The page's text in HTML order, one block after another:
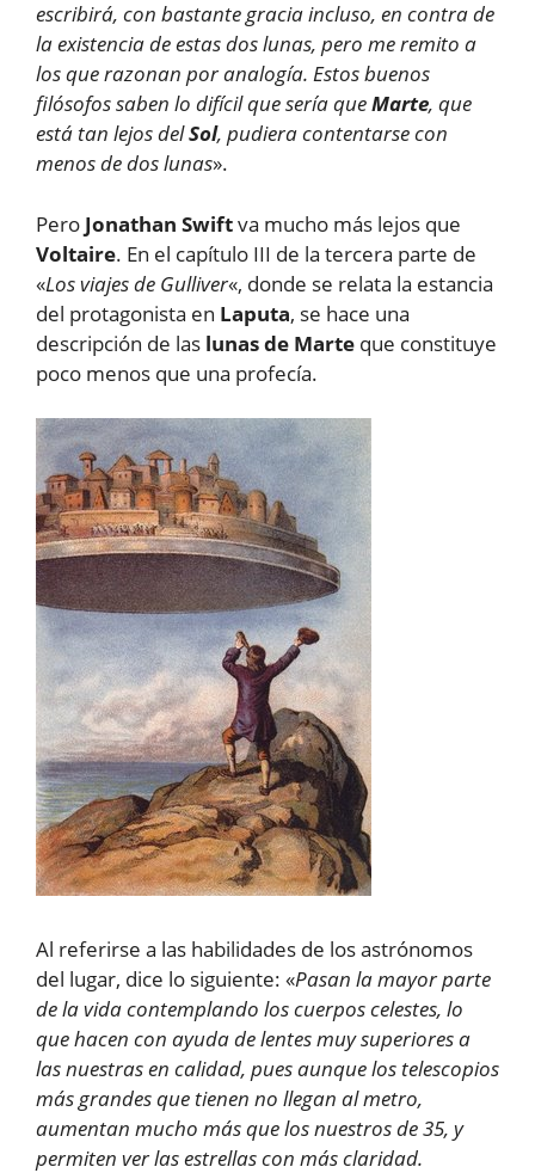
escribirá, con bastante gracia incluso, en contra de
la existencia de estas dos lunas, pero me remito a
los que razonan por analogía. Estos buenos
filósofos saben lo difícil que sería queMarte, que
está tan lejos delSol, pudiera contentarse con
menos de dos lunas».
Pero Jonathan Swiftva mucho más lejos que
Voltaire. En el capítulo III de la tercera parte de
«Los viajes de Gulliver«, donde se relata la estancia
del protagonista en Laputa, se hace una
descripción de las lunas de Marte que constituye
poco menos que una profecía.
Al referirse a las habilidades de los astrónomos
del lugar, dice lo siguiente: «Pasan la mayor parte
de la vida contemplando los cuerpos celestes, lo
que hacen con ayuda de lentes muy superiores a
las nuestras en calidad, pues aunque los telescopios
más grandes que tienen no llegan al metro,
aumentan mucho más que los nuestros de 35, y
permiten ver las estrellas con más claridad.